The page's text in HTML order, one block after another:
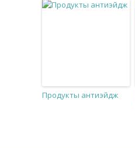
Продукты антиэйдж